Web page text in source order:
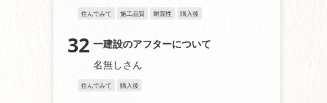
住んでみて 施工品質 耐震性 購入後
32 一建設のアフターについて
名無しさん
住んでみて 購入後